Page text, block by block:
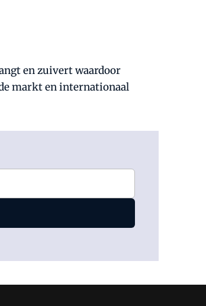
en zuivert waardoor
markt en internationaal